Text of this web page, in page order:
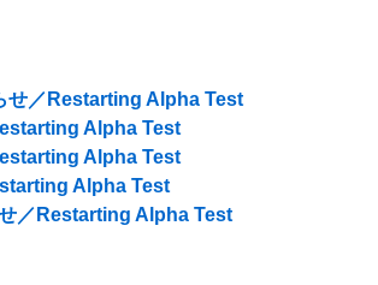
せ／Restarting Alpha Test
Alpha Test
Alpha Test
Alpha Test
／Restarting Alpha Test